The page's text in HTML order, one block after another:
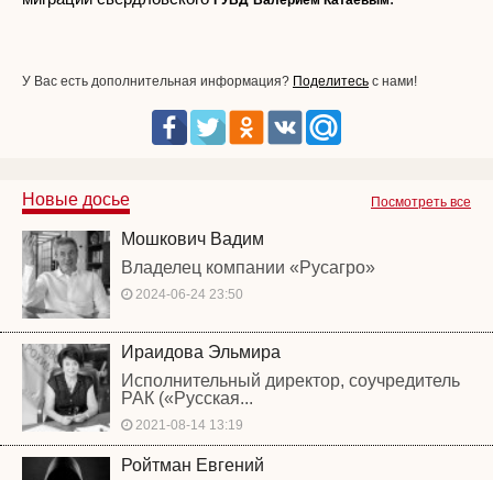
У Вас есть дополнительная информация? Поделитесь с нами!
Посмотреть все
Новые досье
Мошкович Вадим
Владелец компании «Русагро»
2024-06-24 23:50
Ираидова Эльмира
Исполнительный директор, соучредитель
РАК («Русская...
2021-08-14 13:19
Ройтман Евгений